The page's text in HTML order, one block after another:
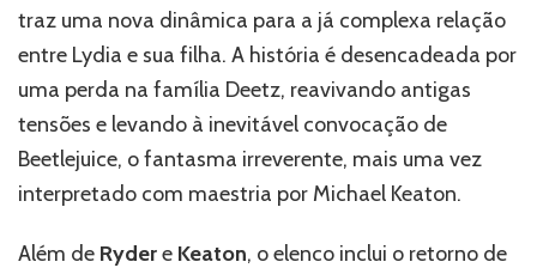
traz uma nova dinâmica para a já complexa relação
entre Lydia e sua filha. A história é desencadeada por
uma perda na família Deetz, reavivando antigas
tensões e levando à inevitável convocação de
Beetlejuice, o fantasma irreverente, mais uma vez
interpretado com maestria por Michael Keaton.
Além de Rydere Keaton, o elenco inclui o retorno de